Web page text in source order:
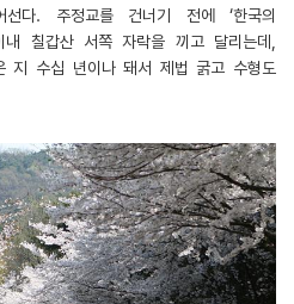
선다. 주정교를 건너기 전에 ‘한국의
칠갑산 서쪽 자락을 끼고 달리는데,
지 수십 년이나 돼서 제법 굵고 수형도